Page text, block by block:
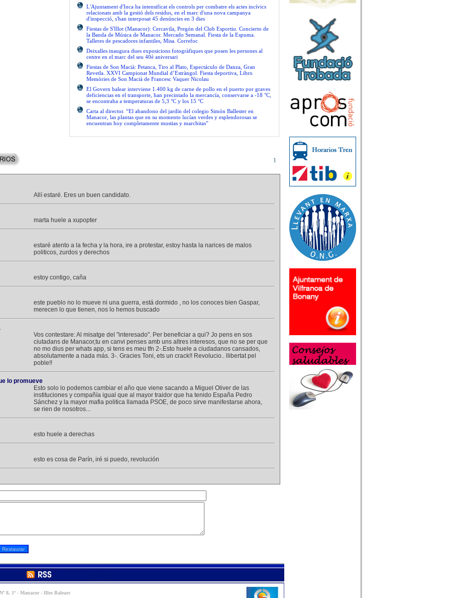
L'Ajuntament d'Inca ha intensificat els controls per combatre els actes incívics
relacionats amb la gestió dels residus, en el marc d'una nova campanya
d'inspecció, s'han interposat 45 denúncies en 3 dies
Fiestas de S'Illot (Manacor): Cercavila, Pregón del Club Esportiu. Concierto de
la Banda de Música de Manacor. Mercado Semanal. Fiesta de la Espuma.
Talleres de pescadores infantiles, Misa. Correfoc
Deixalles inaugura dues exposicions fotogràfiques que posen les persones al
centre en el marc del seu 40è aniversari
Fiestas de Son Macià: Petanca, Tiro al Plato, Espectáculo de Danza, Gran
Revetla. XXVI Campionat Mundial d’Estràngol. Fiesta deportiva, Libro
Memòries de Son Macià de Francesc Vaquer Nicolau
El Govern balear interviene 1.400 kg de carne de pollo en el puerto por graves
deficiencias en el transporte, han precintado la mercancía, conservarse a -18 °C,
se encontraba a temperaturas de 5,3 °C y los 15 °C
Carta al director. “El abandono del jardín del colegio Simón Ballester en
Manacor, las plantas que en su momento lucían verdes y esplendorosas se
encuentran hoy completamente mustias y marchitas”
1
Allí estaré. Eres un buen candidato.
marta huele a xupopter
estaré atento a la fecha y la hora, ire a protestar, estoy hasta la narices de malos
politicos, zurdos y derechos
estoy contigo, caña
este pueblo no lo mueve ni una guerra, está dormido , no los conoces bien Gaspar,
merecen lo que tienen, nos lo hemos buscado
Vos contestare: Al misatge del "interesado". Per beneficiar a qui? Jo pens en sos
ciutadans de Manacor,tu en canvi penses amb uns altres interesos, que no se per que
no mo dius per whats app, si tens es meu tfn 2-.Esto huele a ciudadanos cansados,
absolutamente a nada más. 3-. Gracies Toni, ets un crack!! Revolucio.. llibertat pel
poble!!
lo promueve
Esto solo lo podemos cambiar el año que viene sacando a Miguel Oliver de las
instituciones y compañía igual que al mayor traidor que ha tenido España Pedro
Sánchez y la mayor mafia politica llamada PSOE, de poco sirve manifestarse ahora,
se rien de nosotros...
esto huele a derechas
esto es cosa de Parín, iré si puedo, revolución
8, 1º - Manacor - Illes Balears